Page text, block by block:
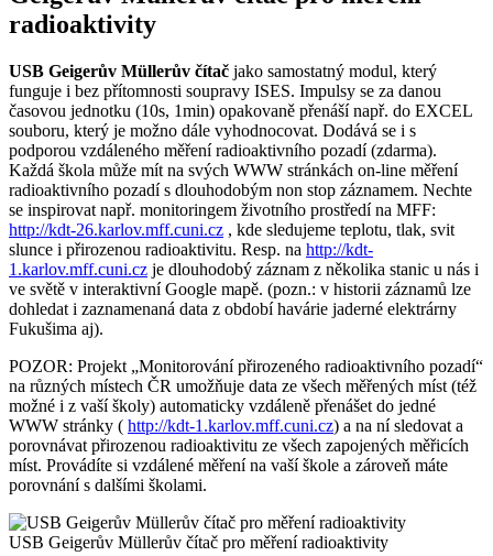
radioaktivity
USB Geigerův Müllerův čítač jako samostatný modul, který
funguje i bez přítomnosti soupravy ISES. Impulsy se za danou
časovou jednotku (10s, 1min) opakovaně přenáší např. do EXCEL
souboru, který je možno dále vyhodnocovat. Dodává se i s
podporou vzdáleného měření radioaktivního pozadí (zdarma).
Každá škola může mít na svých WWW stránkách on-line měření
radioaktivního pozadí s dlouhodobým non stop záznamem. Nechte
se inspirovat např. monitoringem životního prostředí na MFF:
http://kdt-26.karlov.mff.cuni.cz , kde sledujeme teplotu, tlak, svit
slunce i přirozenou radioaktivitu. Resp. na http://kdt-
1.karlov.mff.cuni.cz je dlouhodobý záznam z několika stanic u nás i
ve světě v interaktivní Google mapě. (pozn.: v historii záznamů lze
dohledat i zaznamenaná data z období havárie jaderné elektrárny
Fukušima aj).
POZOR: Projekt „Monitorování přirozeného radioaktivního pozadí“
na různých místech ČR umožňuje data ze všech měřených míst (též
možné i z vaší školy) automaticky vzdáleně přenášet do jedné
WWW stránky ( http://kdt-1.karlov.mff.cuni.cz) a na ní sledovat a
porovnávat přirozenou radioaktivitu ze všech zapojených měřicích
míst. Provádíte si vzdálené měření na vaší škole a zároveň máte
porovnání s dalšími školami.
USB Geigerův Müllerův čítač pro měření radioaktivity